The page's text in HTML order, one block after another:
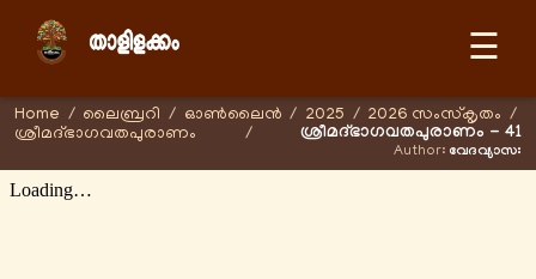
☰
Home / ലൈബ്രറി / ഓണ്‍ലൈന്‍ / 2025 / 2026 സംസ്കൃതം /
ശ്രീമദ്ഭാഗവതപുരാണം
/ ശ്രീമദ്ഭാഗവതപുരാണം - 41
Author: വേദവ്യാസഃ